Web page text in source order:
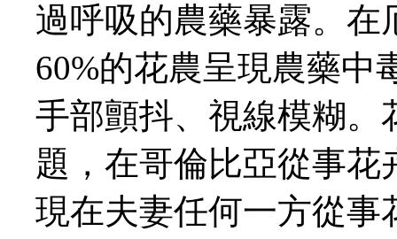
過呼吸的農藥暴露。在
60%的花農呈現農藥中
手部顫抖、視線模糊。
題，在哥倫比亞從事
現在夫妻任何一方從事